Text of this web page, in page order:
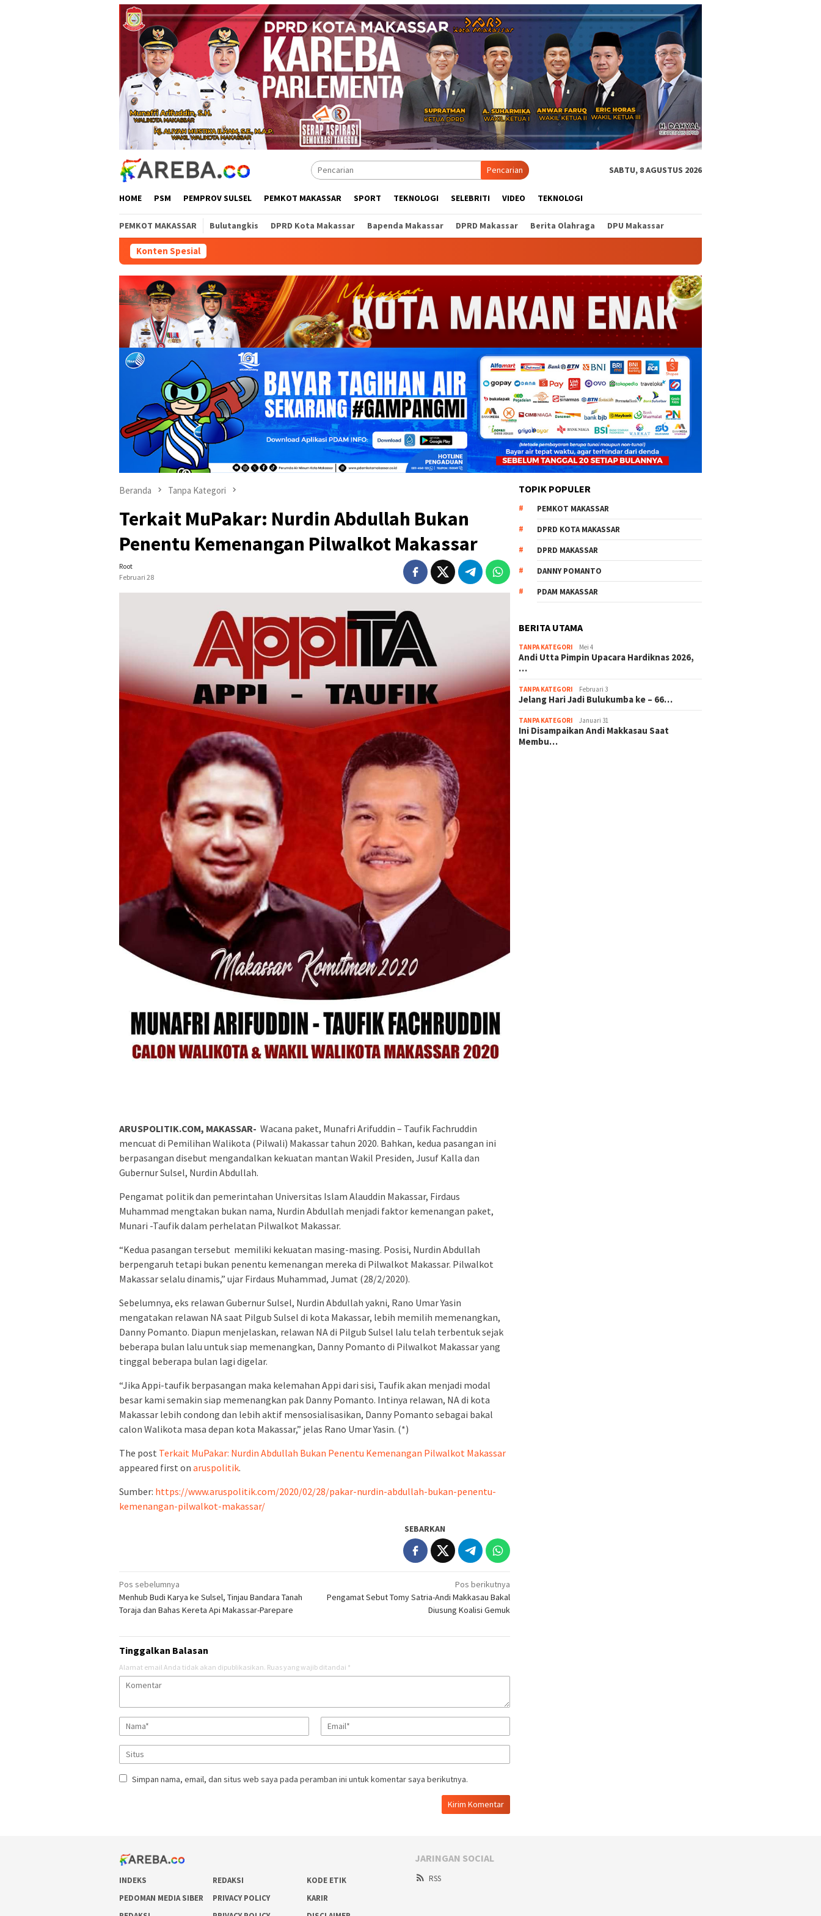
Pencarian SABTU, 8 AGUSTUS 2026
HOME PSM PEMPROV SULSEL PEMKOT MAKASSAR SPORT TEKNOLOGI SELEBRITI VIDEO TEKNOLOGI
PEMKOT MAKASSAR Bulutangkis DPRD Kota Makassar Bapenda Makassar DPRD Makassar Berita Olahraga DPU Makassar
Konten Spesial
Beranda Tanpa Kategori
Terkait MuPakar: Nurdin Abdullah Bukan
Penentu Kemenangan Pilwalkot Makassar
Root
Februari 28
ARUSPOLITIK.COM, MAKASSAR- Wacana paket, Munafri Arifuddin – Taufik Fachruddin
mencuat di Pemilihan Walikota (Pilwali) Makassar tahun 2020. Bahkan, kedua pasangan ini
berpasangan disebut mengandalkan kekuatan mantan Wakil Presiden, Jusuf Kalla dan
Gubernur Sulsel, Nurdin Abdullah.
Pengamat politik dan pemerintahan Universitas Islam Alauddin Makassar, Firdaus
Muhammad mengtakan bukan nama, Nurdin Abdullah menjadi faktor kemenangan paket,
Munari -Taufik dalam perhelatan Pilwalkot Makassar.
“Kedua pasangan tersebut memiliki kekuatan masing-masing. Posisi, Nurdin Abdullah
berpengaruh tetapi bukan penentu kemenangan mereka di Pilwalkot Makassar. Pilwalkot
Makassar selalu dinamis,” ujar Firdaus Muhammad, Jumat (28/2/2020).
Sebelumnya, eks relawan Gubernur Sulsel, Nurdin Abdullah yakni, Rano Umar Yasin
mengatakan relawan NA saat Pilgub Sulsel di kota Makassar, lebih memilih memenangkan,
Danny Pomanto. Diapun menjelaskan, relawan NA di Pilgub Sulsel lalu telah terbentuk sejak
beberapa bulan lalu untuk siap memenangkan, Danny Pomanto di Pilwalkot Makassar yang
tinggal beberapa bulan lagi digelar.
“Jika Appi-taufik berpasangan maka kelemahan Appi dari sisi, Taufik akan menjadi modal
besar kami semakin siap memenangkan pak Danny Pomanto. Intinya relawan, NA di kota
Makassar lebih condong dan lebih aktif mensosialisasikan, Danny Pomanto sebagai bakal
calon Walikota masa depan kota Makassar,” jelas Rano Umar Yasin. (*)
The post Terkait MuPakar: Nurdin Abdullah Bukan Penentu Kemenangan Pilwalkot Makassar
appeared first on aruspolitik.
Sumber: https://www.aruspolitik.com/2020/02/28/pakar-nurdin-abdullah-bukan-penentu-
kemenangan-pilwalkot-makassar/
SEBARKAN
Navigasi
pos
Pos sebelumnya
Menhub Budi Karya ke Sulsel, Tinjau Bandara Tanah
Toraja dan Bahas Kereta Api Makassar-Parepare
Pos berikutnya
Pengamat Sebut Tomy Satria-Andi Makkasau Bakal
Diusung Koalisi Gemuk
Tinggalkan Balasan
Alamat email Anda tidak akan dipublikasikan. Ruas yang wajib ditandai *
Simpan nama, email, dan situs web saya pada peramban ini untuk komentar saya berikutnya.
TOPIK POPULER
PEMKOT MAKASSAR
DPRD KOTA MAKASSAR
DPRD MAKASSAR
DANNY POMANTO
PDAM MAKASSAR
BERITA UTAMA
TANPA KATEGORI Mei 4
Andi Utta Pimpin Upacara Hardiknas 2026,
…
TANPA KATEGORI Februari 3
Jelang Hari Jadi Bulukumba ke – 66…
TANPA KATEGORI Januari 31
Ini Disampaikan Andi Makkasau Saat
Membu…
INDEKS REDAKSI
KODE ETIK
PEDOMAN MEDIA SIBER
PRIVACY POLICY
KARIR
JARINGAN SOCIAL
RSS